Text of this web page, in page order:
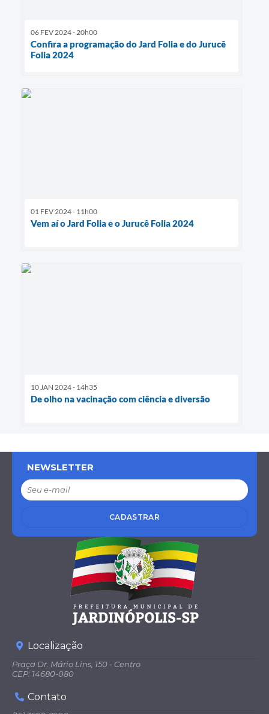
06 FEV 2024 - 20h00
Confira a programação do Jard Folia e do Jurucê
Folia 2024
01 FEV 2024 - 11h00
Vem aí o Jard Folia e o Jurucê Folia 2024
10 JAN 2024 - 14h35
De olho na vacinação com ciência e diversão
NEWSLETTER
CADASTRAR
Localização
Praça Dr. Mário Lins, 150 - Centro
CEP: 14680-080
Contato